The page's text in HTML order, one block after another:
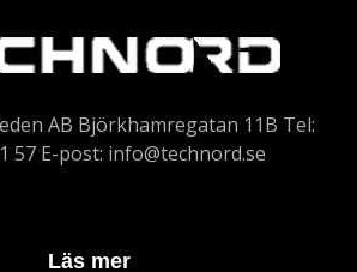
AB Björkhamregatan 11B Tel:
57 E-post: info@technord.se
Läs mer